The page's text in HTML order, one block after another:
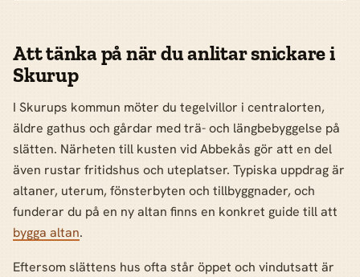
Att tänka på när du anlitar snickare i
Skurup
I Skurups kommun möter du tegelvillor i centralorten,
äldre gathus och gårdar med trä- och längbebyggelse på
slätten. Närheten till kusten vid Abbekås gör att en del
även rustar fritidshus och uteplatser. Typiska uppdrag är
altaner, uterum, fönsterbyten och tillbyggnader, och
funderar du på en ny altan finns en konkret guide till att
bygga altan.
Eftersom slättens hus ofta står öppet och vindutsatt är